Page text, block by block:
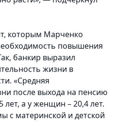
которым Марченко
повышения
банкир выразил
жизни в
«Средняя
после выхода на пенсию
лет, а у женщин – 20,4 лет.
с материнской и детской